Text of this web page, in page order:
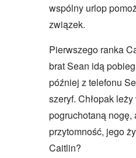
wspólny urlop
związek.
Pierwszego ranka
brat Sean idą
później z telefonu
szeryf. Chłopak
pogruchotaną nogę,
przytomność, jego
Caitlin?